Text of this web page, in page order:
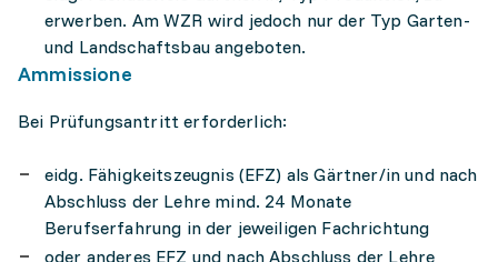
erwerben. Am WZR wird jedoch nur der Typ Garten-
und Landschaftsbau angeboten.
Ammissione
Bei Prüfungsantritt erforderlich:
eidg. Fähigkeitszeugnis (EFZ) als Gärtner/in und nach
Abschluss der Lehre mind. 24 Monate
Berufserfahrung in der jeweiligen Fachrichtung
oder anderes EFZ und nach Abschluss der Lehre